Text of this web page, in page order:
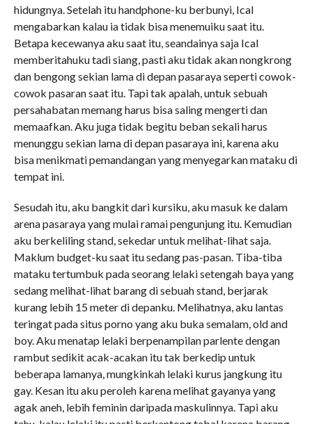
hidungnya. Setelah itu handphone-ku berbunyi, Ical
mengabarkan kalau ia tidak bisa menemuiku saat itu.
Betapa kecewanya aku saat itu, seandainya saja Ical
memberitahuku tadi siang, pasti aku tidak akan nongkrong
dan bengong sekian lama di depan pasaraya seperti cowok-
cowok pasaran saat itu. Tapi tak apalah, untuk sebuah
persahabatan memang harus bisa saling mengerti dan
memaafkan. Aku juga tidak begitu beban sekali harus
menunggu sekian lama di depan pasaraya ini, karena aku
bisa menikmati pemandangan yang menyegarkan mataku di
tempat ini.
Sesudah itu, aku bangkit dari kursiku, aku masuk ke dalam
arena pasaraya yang mulai ramai pengunjung itu. Kemudian
aku berkeliling stand, sekedar untuk melihat-lihat saja.
Maklum budget-ku saat itu sedang pas-pasan. Tiba-tiba
mataku tertumbuk pada seorang lelaki setengah baya yang
sedang melihat-lihat barang di sebuah stand, berjarak
kurang lebih 15 meter di depanku. Melihatnya, aku lantas
teringat pada situs porno yang aku buka semalam, old and
boy. Aku menatap lelaki berpenampilan parlente dengan
rambut sedikit acak-acakan itu tak berkedip untuk
beberapa lamanya, mungkinkah lelaki kurus jangkung itu
gay. Kesan itu aku peroleh karena melihat gayanya yang
agak aneh, lebih feminin daripada maskulinnya. Tapi aku